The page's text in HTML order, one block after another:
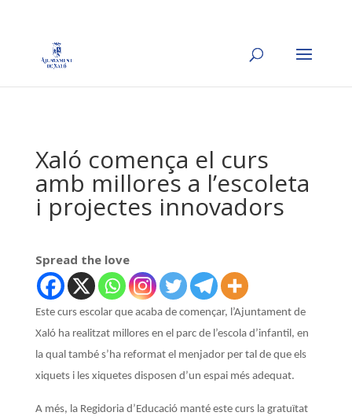
Xaló comença el curs
amb millores a l’escoleta
i projectes innovadors
Spread the love
Este curs escolar que acaba de començar, l’Ajuntament de
Xaló ha realitzat millores en el parc de l’escola d’infantil, en
la qual també s’ha reformat el menjador per tal de que els
xiquets i les xiquetes disposen d’un espai més adequat.
A més, la Regidoria d’Educació manté este curs la gratuïtat